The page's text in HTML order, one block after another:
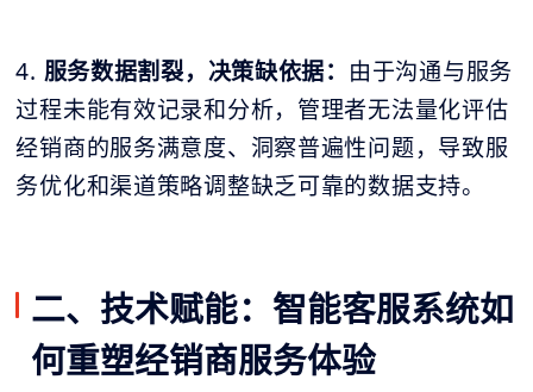
4. 服务数据割裂，决策缺依据： 由于沟通与服务
过程未能有效记录和分析，管理者无法量化评估
经销商的服务满意度、洞察普遍性问题，导致服
务优化和渠道策略调整缺乏可靠的数据支持。
二、技术赋能：智能客服系统如
何重塑经销商服务体验